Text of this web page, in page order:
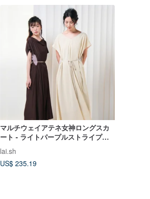
マルチウェイアテネ女神ロングスカ
ート - ライトパープルストライプイ
エロー
lai.sh
US$ 235.19